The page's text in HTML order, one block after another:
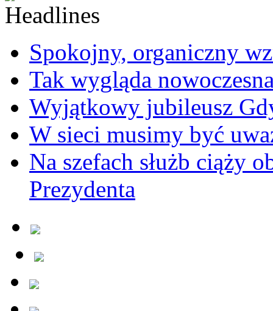
Spokojny, organiczny
Tak wygląda
Wyjątkowy jubileusz
W sieci musimy być
Na szefach służb ciąży
Prezydenta